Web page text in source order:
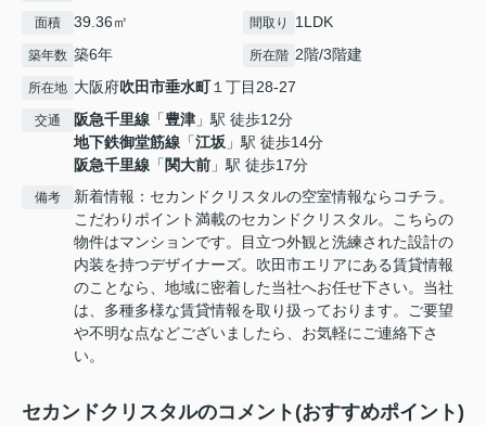
面積 39.36㎡ 間取り 1LDK
築年数 築6年 所在階 2階/3階建
所在地 大阪府吹田市垂水町１丁目28-27
交通 阪急千里線 「豊津 」駅 徒歩12分
地下鉄御堂筋線 「江坂 」駅 徒歩14分
阪急千里線 「 関大前 」駅 徒歩17分
備考
新着情報：セカンドクリスタルの空室情報ならコチラ。
こだわりポイント満載のセカンドクリスタル。こちらの
物件はマンションです。目立つ外観と洗練された設計の
内装を持つデザイナーズ。吹田市エリアにある賃貸情報
のことなら、地域に密着した当社へお任せ下さい。当社
は、多種多様な賃貸情報を取り扱っております。ご要望
や不明な点などございましたら、お気軽にご連絡下さ
い。
セカンドクリスタルのコメント(おすすめポイント)